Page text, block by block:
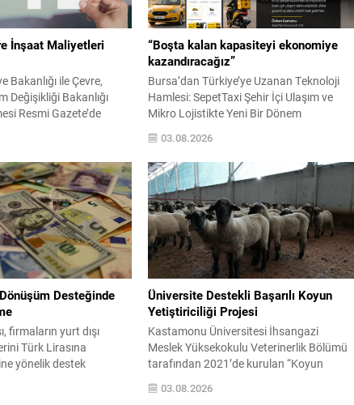
İnşaat Maliyetleri
Bakanlığı ile Çevre,
Değişikliği Bakanlığı
Resmi Gazete’de
girdi ve emlak
kullanılacak metrekare
yenilendi. Yeni
tesisi, otel, eğitim ve
çok sayıda bina
maliyetlerini
2027...
“Boşta kalan kapasiteyi ekonomiye
kazandıracağız”
Bursa’dan Türkiye’ye Uzanan Teknoloji
Hamlesi: SepetTaxi Şehir İçi Ulaşım ve
Mikro Lojistikte Yeni Bir Dönem
Başlatmaya Hazırlanıyor Ticari taksi,
kurye ve teslimat hizmetleri tek
platformda buluşuyor… “Boşta kalan
kapasiteyi ekonomiye kazandıracağız”
Bursa merkezli teknoloji girişimi
SepetTaxi, şehir içi ulaşım ve mikro lojistik
alanında geliştirdiği yeni nesil platformla
Türkiye’de ulaşım alışkanlıklarına...
03.08.2026
Desteğinde
firmaların yurt dışı
Türk Lirasına
yönelik destek
değişiklikler
ile destekten
Üniversite Destekli Başarılı Koyun
Yetiştiriciliği Projesi
Kastamonu Üniversitesi İhsangazi
Meslek Yüksekokulu Veterinerlik Bölümü
tarafından 2021’de kurulan “Koyun
Yetiştiriciliği ve Uygulama Ünitesi”,
bölgedeki yetiştiriciliğe bilimsel
03.08.2026